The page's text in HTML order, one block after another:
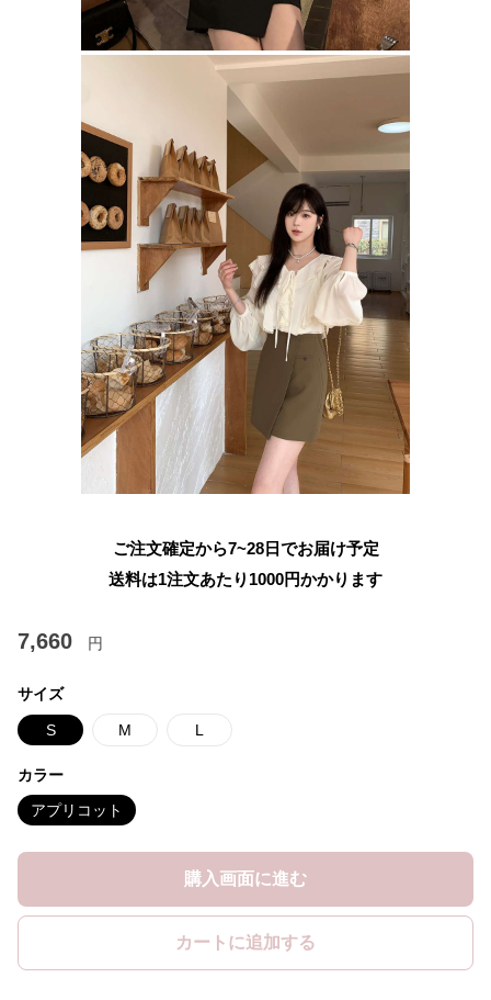
ご注文確定から7~28日でお届け予定
送料は1注文あたり 1000円かかります
7,660 円
サイズ
S M L
カラー
アプリコット
購入画面に進む
カートに追加する